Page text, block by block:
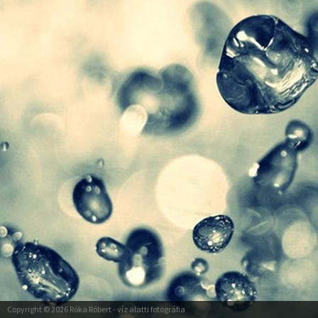
Copyright © 2026 Róka Róbert- víz alatti fotográfia